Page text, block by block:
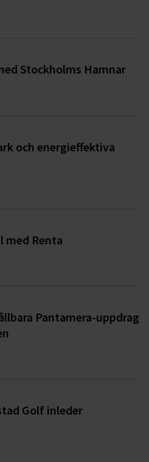
Stockholms Hamnar
och energieffektiva
med Renta
Pantamera-uppdrag
Golf inleder